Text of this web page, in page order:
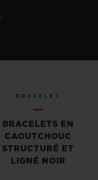
BRACELET
BRACELETS EN
CAOUTCHOUC
STRUCTURÉ ET
LIGNÉ NOIR